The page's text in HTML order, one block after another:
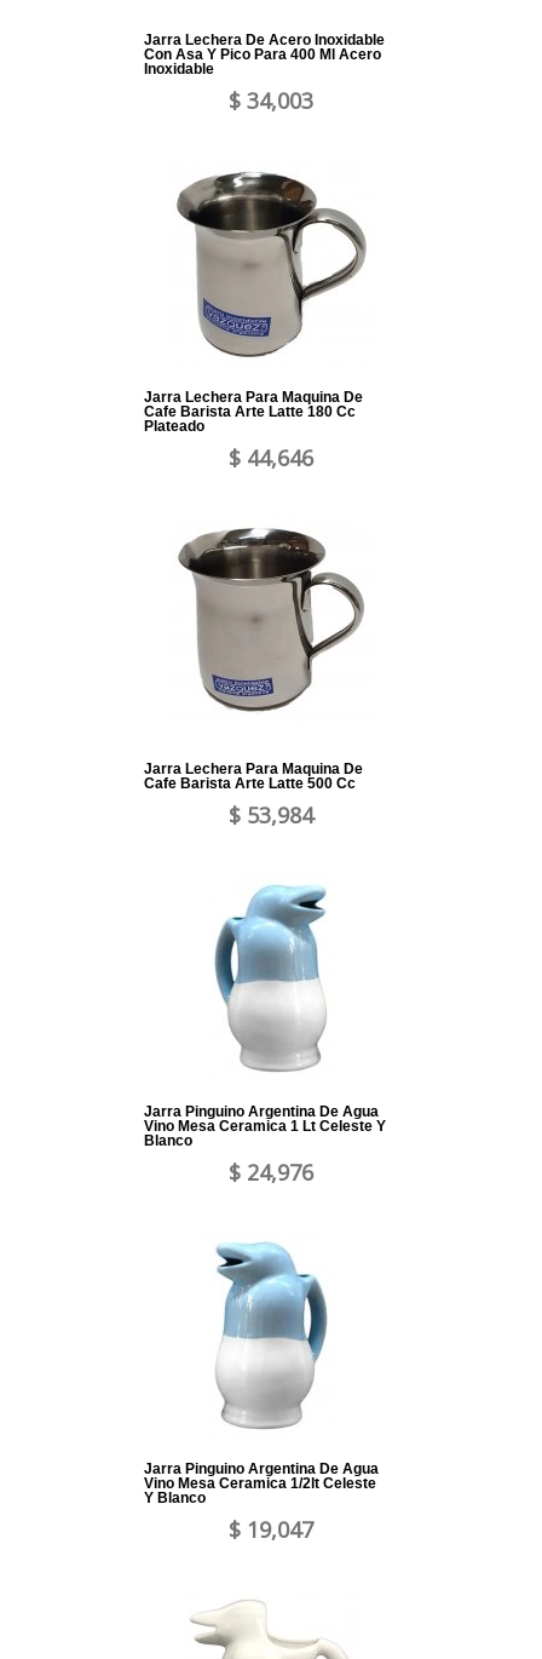
Jarra Lechera De Acero Inoxidable
Con Asa Y Pico Para 400 Ml Acero
Inoxidable
$ 34,003
Jarra Lechera Para Maquina De
Cafe Barista Arte Latte 180 Cc
Plateado
$ 44,646
Jarra Lechera Para Maquina De
Cafe Barista Arte Latte 500 Cc
$ 53,984
Jarra Pinguino Argentina De Agua
Vino Mesa Ceramica 1 Lt Celeste Y
Blanco
$ 24,976
Jarra Pinguino Argentina De Agua
Vino Mesa Ceramica 1/2lt Celeste
Y Blanco
$ 19,047